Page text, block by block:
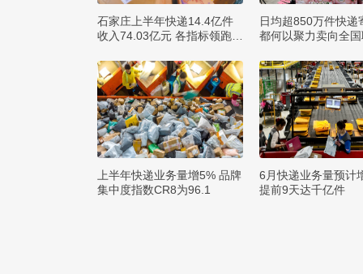
石家庄上半年快递14.4亿件
收入74.03亿元 各指标领跑全
日均超850万件快递
都何以聚力卖向全
上半年快递业务量增5% 品牌
集中度指数CR8为96.1
6月快递业务量预计
提前9天达千亿件